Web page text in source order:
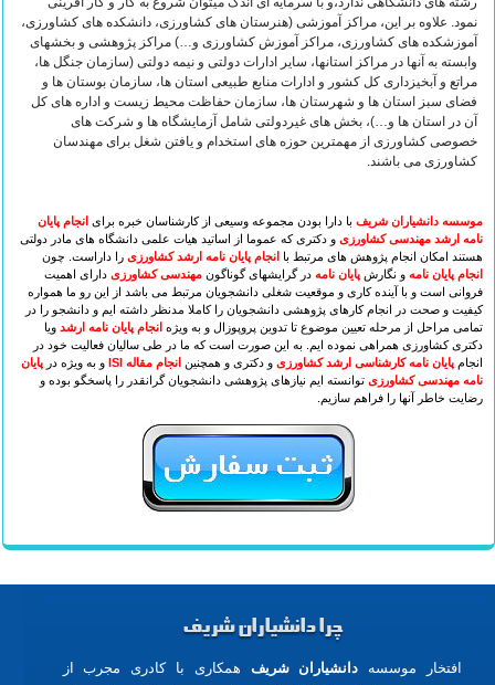
نمود. علاوه بر این، مراکز آموزشی (هنرستان های کشاورزی، دانشکده های کشاورزی،
آموزشکده های کشاورزی، مراکز آموزش کشاورزی و…) مراکز پژوهشی و بخشهای
وابسته به آنها در مراکز استانها، سایر ادارات دولتی و نیمه دولتی (سازمان جنگل ها،
مراتع و آبخیزداری کل کشور و ادارات منابع طبیعی استان ها، سازمان بوستان ها و
فضای سبز استان ها و شهرستان ها، سازمان حفاظت محیط زیست و اداره های کل
آن در استان ها و…)، بخش های غیردولتی شامل آزمایشگاه ها و شرکت های
خصوصی کشاورزی از مهمترین حوزه های استخدام و یافتن شغل برای مهندسان
کشاورزی می باشند.
موسسه دانشیاران شریف با دارا بودن مجموعه وسیعی از کارشناسان خبره برای انجام پایان
نامه ارشد مهندسی کشاورزی و دکتری که عموما از اساتید هیات علمی دانشگاه های مادر دولتی
هستند امکان انجام پژوهش های مرتبط با انجام پایان نامه ارشد کشاورزی را داراست. چون
انجام پایان نامه و نگارش پایان نامه در گرایشهای گوناگون مهندسی کشاورزی دارای اهمیت
فروانی است و با آینده کاری و موقعیت شغلی دانشجویان مرتبط می باشد از این رو ما همواره
کیفیت و صحت در انجام کارهای پژوهشی دانشجویان را کاملا مدنظر داشته ایم و دانشجو را در
تمامی مراحل از مرحله تعیین موضوع تا تدوین پروپوزال و به ویژه انجام پایان نامه ارشد ویا
دکتری کشاورزی همراهی نموده ایم. به این صورت است که ما در طی سالیان فعالیت خود در
انجام پایان نامه کارشناسی ارشد کشاورزی و دکتری و همچنین انجام مقاله ISI و به ویژه در پایان
نامه مهندسی کشاورزی توانسته ایم نیازهای پژوهشی دانشجویان گرانقدر را پاسخگو بوده و
رضایت خاطر آنها را فراهم سازیم.
چرا دانشیاران شریف
افتخار موسسه دانشیاران شریف همکاری با کادری مجرب از